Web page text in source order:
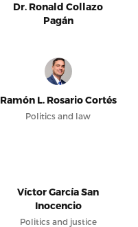
Dr. Ronald Collazo
Pagán
Ramón L. Rosario Cortés
Politics and law
Víctor García San
Inocencio
Politics and justice